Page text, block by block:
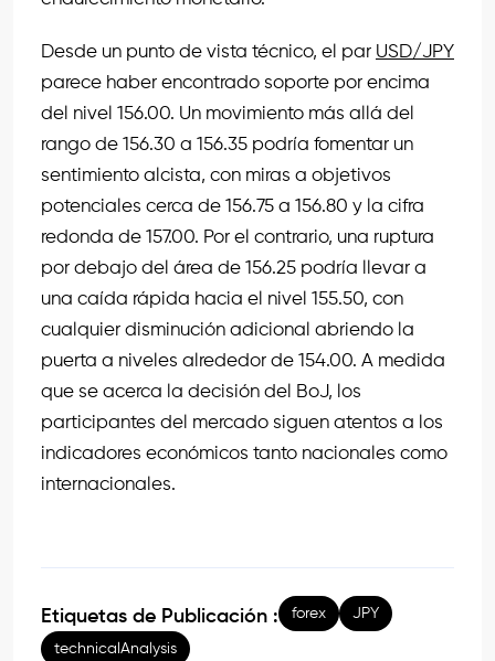
Desde un punto de vista técnico, el par USD/JPY
parece haber encontrado soporte por encima
del nivel 156.00. Un movimiento más allá del
rango de 156.30 a 156.35 podría fomentar un
sentimiento alcista, con miras a objetivos
potenciales cerca de 156.75 a 156.80 y la cifra
redonda de 157.00. Por el contrario, una ruptura
por debajo del área de 156.25 podría llevar a
una caída rápida hacia el nivel 155.50, con
cualquier disminución adicional abriendo la
puerta a niveles alrededor de 154.00. A medida
que se acerca la decisión del BoJ, los
participantes del mercado siguen atentos a los
indicadores económicos tanto nacionales como
internacionales.
Etiquetas de Publicación : forex JPY
technicalAnalysis